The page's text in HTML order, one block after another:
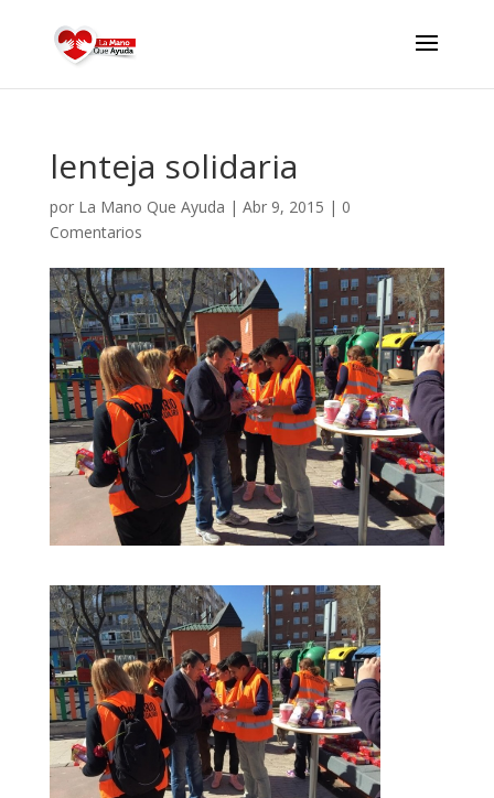
lenteja solidaria
por La Mano Que Ayuda | Abr 9, 2015 | 0
Comentarios